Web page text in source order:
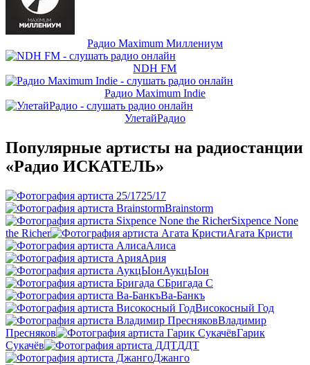
Радио Maximum Миллениум
NDH FM
Радио Maximum Indie
УлетайРадио
Популярные артисты на радиостанции
«Радио ИСКАТЕЛЬ»
25/17
Brainstorm
Sixpence None
the Richer
Агата Кристи
Алиса
Ария
АукцЫон
Бригада С
Ва-Банкъ
Високосный Год
Владимир
Пресняков
Гарик
Сукачёв
ДДТ
Джанго